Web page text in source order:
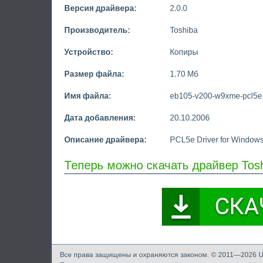
Версия драйвера: 2.0.0
Производитель: Toshiba
Устройство: Копиры
Размер файла: 1.70 Мб
Имя файла: eb105-v200-w9xme-
Дата добавления: 20.10.2006
Описание драйвера: PCL5e Driver for
Теперь можно скачать драйвер
Все права защищены и охраняются законом. © 2011—2026